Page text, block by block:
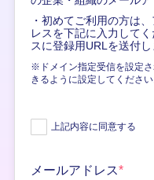
・初めてご利用の方は
レスを下記に入力して
スに登録用URLを送付し
※ドメイン指定受信を設定
きるように設定してください
上記内容に同意する
メールアドレス*